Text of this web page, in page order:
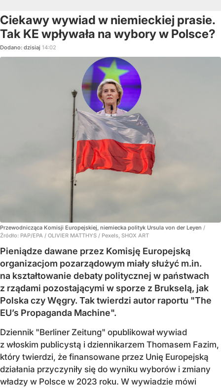
Ciekawy wywiad w niemieckiej prasie.
Tak KE wpływała na wybory w Polsce?
Dodano: dzisiaj 14:02
Przewodnicząca Komisji Europejskiej, niemiecka polityk Ursula von der Leyen /
Źródło: PAP/EPA / OLIVIER MATTHYS / Pexels, SHOX ART
Pieniądze dawane przez Komisję Europejską
organizacjom pozarządowym miały służyć m.in.
na kształtowanie debaty politycznej w państwach
z rządami pozostającymi w sporze z Brukselą, jak
Polska czy Węgry. Tak twierdzi autor raportu "The
EU’s Propaganda Machine".
Dziennik "Berliner Zeitung" opublikował wywiad
z włoskim publicystą i dziennikarzem Thomasem Fazim,
który twierdzi, że finansowane przez Unię Europejską
działania przyczyniły się do wyniku wyborów i zmiany
władzy w Polsce w 2023 roku. W wywiadzie mówi